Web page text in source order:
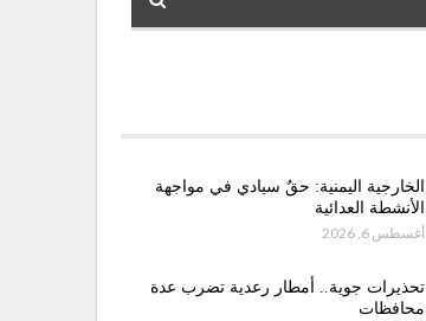
الخارجية اليمنية: حقٌ سيادي في مواجهة
الأنشطة العدائية
أغسطس 6, 2026
تحذيرات جوية.. أمطار رعدية تضرب عدة
محافظات